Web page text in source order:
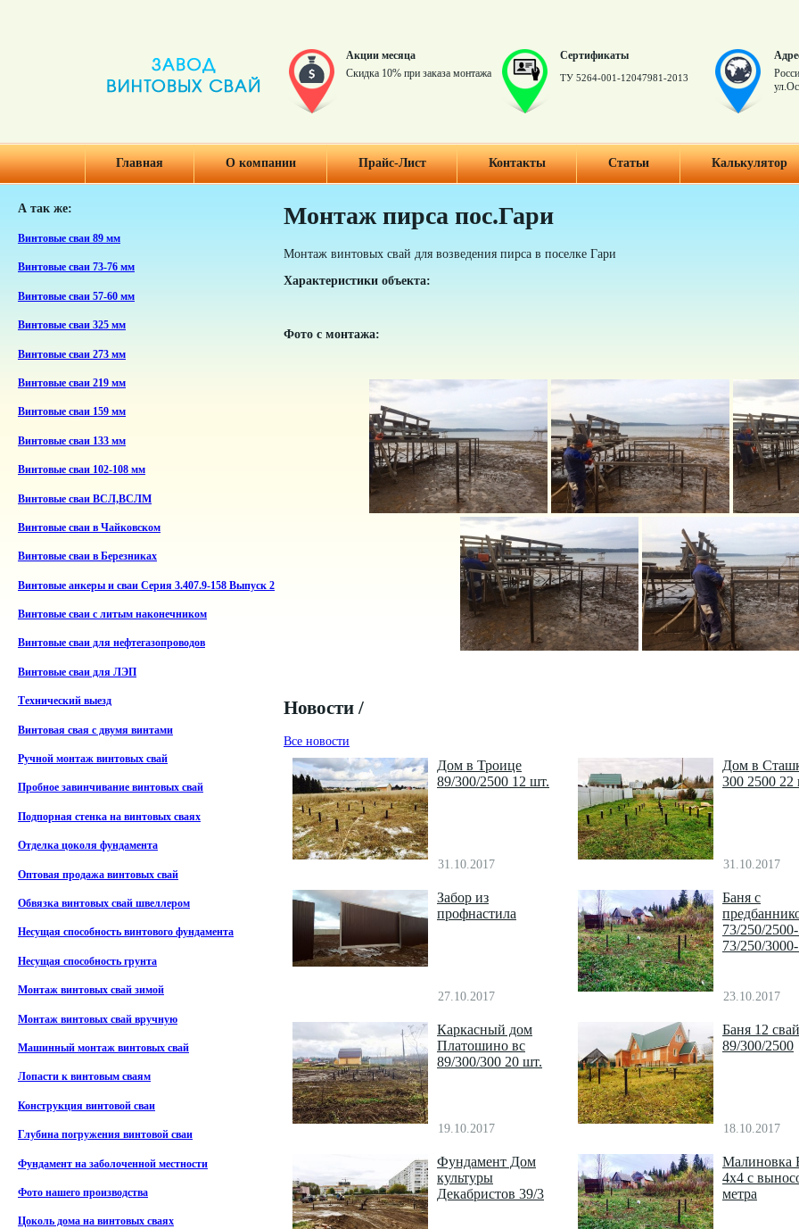
Акции месяца
Скидка 10% при заказа монтажа
Сертификаты
ТУ 5264-001-12047981-2013
Главная О компании Прайс-Лист Контакты Статьи Калькулятор
А так же:
Винтовые сваи 89 мм
Винтовые сваи 73-76 мм
Винтовые сваи 57-60 мм
Винтовые сваи 325 мм
Винтовые сваи 273 мм
Винтовые сваи 219 мм
Винтовые сваи 159 мм
Винтовые сваи 133 мм
Винтовые сваи 102-108 мм
Винтовые сваи ВСЛ,ВСЛМ
Винтовые сваи в Чайковском
Винтовые сваи в Березниках
Винтовые анкеры и сваи Серия 3.407.9-158 Выпуск 2
Винтовые сваи с литым наконечником
Винтовые сваи для нефтегазопроводов
Винтовые сваи для ЛЭП
Технический выезд
Винтовая свая с двумя винтами
Ручной монтаж винтовых свай
Пробное завинчивание винтовых свай
Подпорная стенка на винтовых сваях
Отделка цоколя фундамента
Оптовая продажа винтовых свай
Обвязка винтовых свай швеллером
Несущая способность винтового фундамента
Несущая способность грунта
Монтаж винтовых свай зимой
Монтаж винтовых свай вручную
Машинный монтаж винтовых свай
Лопасти к винтовым сваям
Конструкция винтовой сваи
Глубина погружения винтовой сваи
Фундамент на заболоченной местности
Фото нашего производства
Цоколь дома на винтовых сваях
Монтаж пирса пос.Гари
Монтаж винтовых свай для возведения пирса в поселке Гари
Характеристики объекта:
Фото с монтажа:
Новости /
Все новости
Дом в Троице
89/300/2500 12 шт.
31.10.2017
Дом в
300 2500 22
31.10.2017
Забор из
профнастила
27.10.2017
Баня с
73/250/
73/250/
23.10.2017
Каркасный дом
Платошино вс
89/300/300 20 шт.
19.10.2017
Баня 12 свай
89/300/2500
18.10.2017
Фундамент Дом
культуры
Декабристов 39/3
Малиновка
4х4 с
метра